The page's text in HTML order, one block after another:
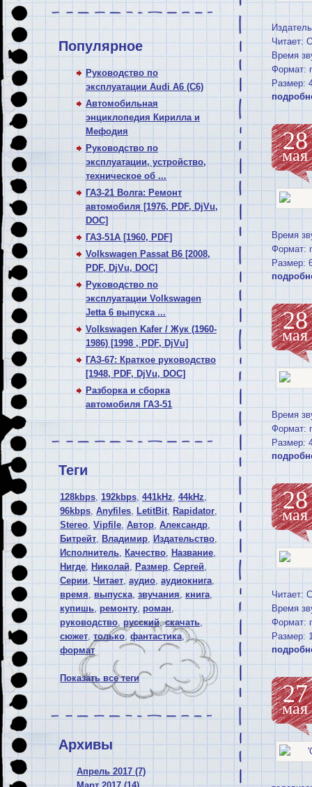
Популярное
Руководство по
эксплуатации Audi A6 (C6)
Автомобильная
энциклопедия Кирилла и
Мефодия
Руководство по
эксплуатации, устройство,
техническое об ...
ГАЗ-21 Волга: Ремонт
автомобиля [1976, PDF, DjVu,
DOC]
ГАЗ-51А [1960, PDF]
Volkswagen Passat В6 [2008,
PDF, DjVu, DOC]
Руководство по
эксплуатации Volkswagen
Jetta 6 выпуска ...
Volkswagen Kafer / Жук (1960-
1986) [1998 , PDF, DjVu]
ГАЗ-67: Краткое руководство
[1948, PDF, DjVu, DOC]
Разборка и сборка
автомобиля ГАЗ-51
Теги
128kbps, 192kbps, 441kHz, 44kHz,
96kbps, Anyfiles, LetitBit, Rapidator,
Stereo, Vipfile, Автор, Александр,
Битрейт, Владимир, Издательство,
Исполнитель, Качество, Название,
Нигде, Николай, Размер, Сергей,
Серии, Читает, аудио, аудиокнига,
время,выпуска, звучания, книга,
купишь, ремонту, роман,
руководство, русский,скачать,
сюжет, только, фантастика,
формат
Показать все теги
Архивы
Апрель 2017 (7)
Читает:
Время
Формат:
Размер:
28
мая
Время
Формат:
Размер:
28
мая
Время
Формат:
Размер:
28
мая
Читает:
Время
Формат:
Размер:
27
мая